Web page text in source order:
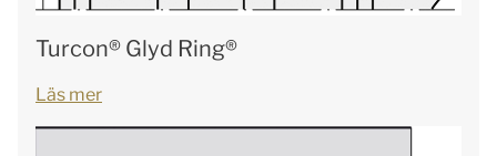
Turcon® Glyd Ring®
Läs mer